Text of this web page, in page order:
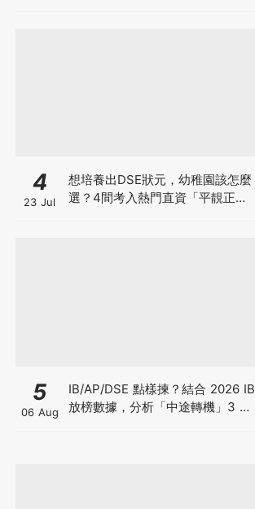
4
23 Jul
想培養出DSE狀元，幼稚園該怎麼
選？4間考入熱門直資「平靚正」
5
06 Aug
IB/AP/DSE 點樣揀？結合 2026 IB
放榜數據，分析「中途轉機」3 大